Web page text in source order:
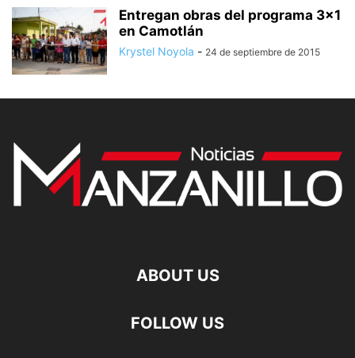
Entregan obras del programa 3×1
en Camotlán
Krystel Noyola - 24 de septiembre de 2015
ABOUT US
FOLLOW US